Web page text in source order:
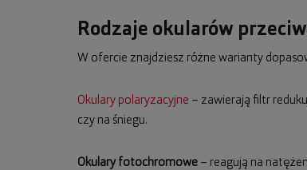
Rodzaje okularów
W ofercie znajdziesz różne warianty
Okulary polaryzacyjne – zawierają filtr
czy na śniegu.
Okulary fotochromowe – reagują na